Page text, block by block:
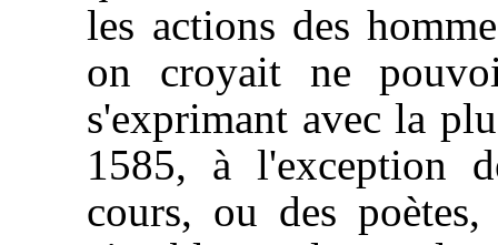
les actions des
on croyait ne
s'exprimant avec la
1585, à l'exception
cours, ou des